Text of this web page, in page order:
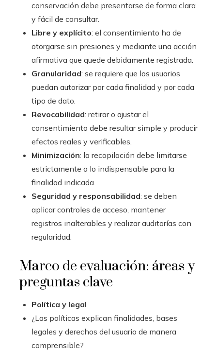
conservación debe presentarse de forma clara
y fácil de consultar.
Libre y explícito: el consentimiento ha de
otorgarse sin presiones y mediante una acción
afirmativa que quede debidamente registrada.
Granularidad: se requiere que los usuarios
puedan autorizar por cada finalidad y por cada
tipo de dato.
Revocabilidad: retirar o ajustar el
consentimiento debe resultar simple y producir
efectos reales y verificables.
Minimización: la recopilación debe limitarse
estrictamente a lo indispensable para la
finalidad indicada.
Seguridad y responsabilidad: se deben
aplicar controles de acceso, mantener
registros inalterables y realizar auditorías con
regularidad.
Marco de evaluación: áreas y
preguntas clave
Política y legal
¿Las políticas explican finalidades, bases
legales y derechos del usuario de manera
comprensible?